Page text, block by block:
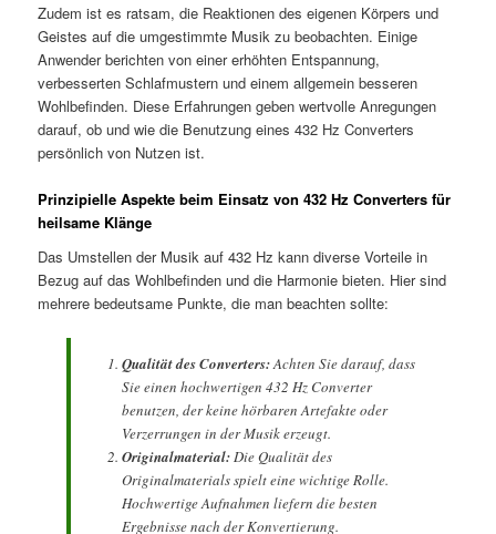
Zudem ist es ratsam, die Reaktionen des eigenen Körpers und
Geistes auf die umgestimmte Musik zu beobachten. Einige
Anwender berichten von einer erhöhten Entspannung,
verbesserten Schlafmustern und einem allgemein besseren
Wohlbefinden. Diese Erfahrungen geben wertvolle Anregungen
darauf, ob und wie die Benutzung eines 432 Hz Converters
persönlich von Nutzen ist.
Prinzipielle Aspekte beim Einsatz von 432 Hz Converters für
heilsame Klänge
Das Umstellen der Musik auf 432 Hz kann diverse Vorteile in
Bezug auf das Wohlbefinden und die Harmonie bieten. Hier sind
mehrere bedeutsame Punkte, die man beachten sollte:
Qualität des Converters:Achten Sie darauf, dass
Sie einen hochwertigen 432 Hz Converter
benutzen, der keine hörbaren Artefakte oder
Verzerrungen in der Musik erzeugt.
Originalmaterial:Die Qualität des
Originalmaterials spielt eine wichtige Rolle.
Hochwertige Aufnahmen liefern die besten
Ergebnisse nach der Konvertierung.